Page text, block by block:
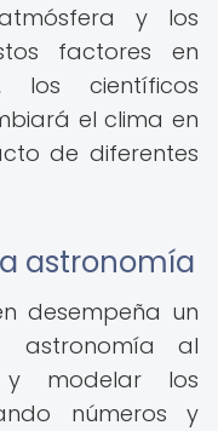
y los
factores en
los científicos
el clima en
de diferentes
astronomía
desempeña un
astronomía al
y modelar los
números y